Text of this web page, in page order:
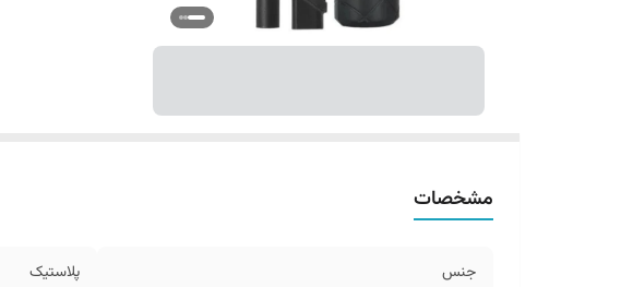
مشخصات
جنس پلاستیک